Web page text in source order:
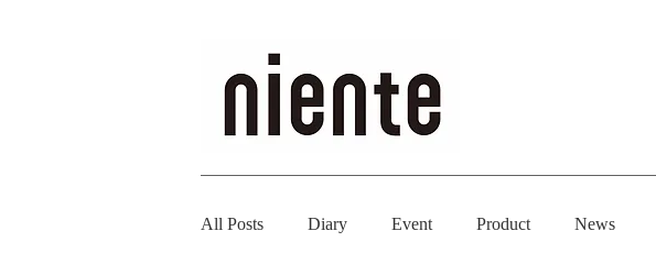
All Posts Diary Event Product News